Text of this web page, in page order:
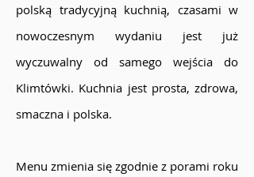
polską tradycyjną kuchnią, czasami w
nowoczesnym wydaniu jest już
wyczuwalny od samego wejścia do
Klimtówki. Kuchnia jest prosta, zdrowa,
smaczna i polska.
Menu zmienia się zgodnie z porami roku